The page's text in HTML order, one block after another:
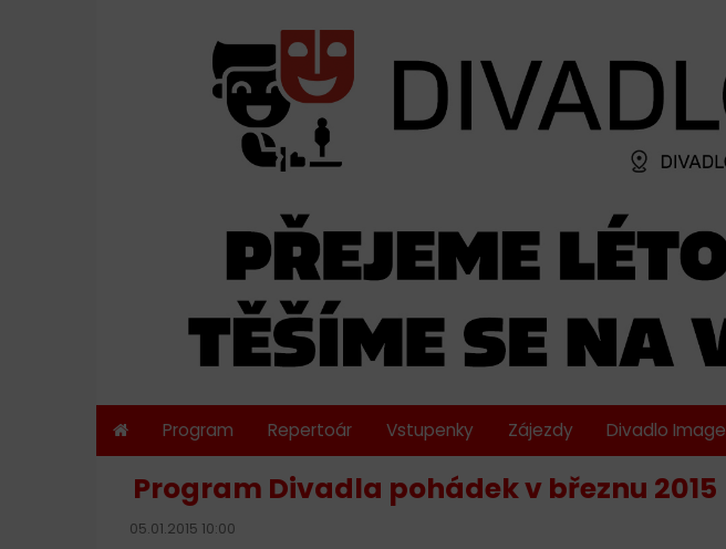
Program Repertoár Vstupenky Zájezdy Divadlo Image
Program Divadla pohádek v březnu 2015
05.01.2015 10:00